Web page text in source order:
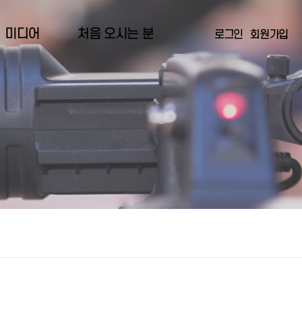
미디어 처음 오시는 분 로그인 회원가입